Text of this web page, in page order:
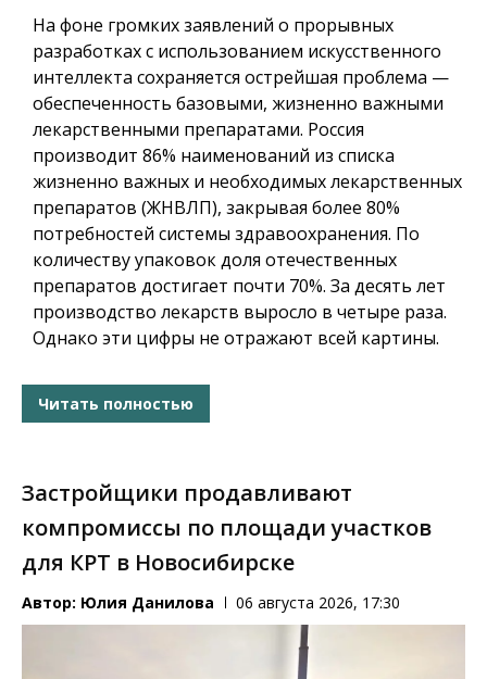
На фоне громких заявлений о прорывных
разработках с использованием искусственного
интеллекта сохраняется острейшая проблема —
обеспеченность базовыми, жизненно важными
лекарственными препаратами. Россия
производит 86% наименований из списка
жизненно важных и необходимых лекарственных
препаратов (ЖНВЛП), закрывая более 80%
потребностей системы здравоохранения. По
количеству упаковок доля отечественных
препаратов достигает почти 70%. За десять лет
производство лекарств выросло в четыре раза.
Однако эти цифры не отражают всей картины.
Читать полностью
Застройщики продавливают
компромиссы по площади участков
для КРТ в Новосибирске
Автор: Юлия Данилова 06 августа 2026, 17:30